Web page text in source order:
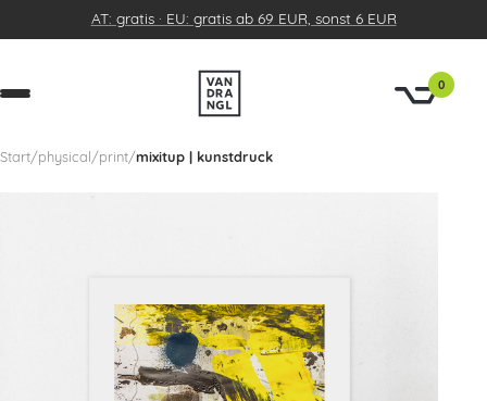
AT: gratis · EU: gratis ab 69 EUR, sonst 6 EUR
0
Start/physical /print/mixitup | kunstdruck